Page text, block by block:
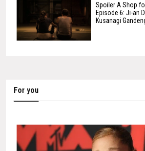
Spoiler A Shop
Episode 6: Ji-an
Kusanagi
For you